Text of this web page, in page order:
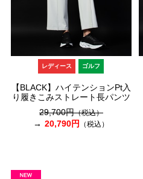
レディース ゴルフ
【BLACK】ハイテンションPt入
り履きこみストレート長パンツ
29,700円（税込）
20,790円 （税込）